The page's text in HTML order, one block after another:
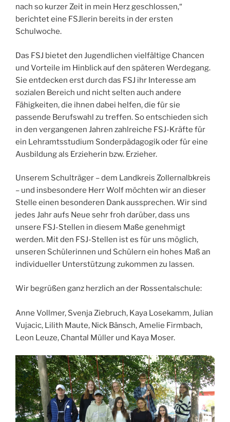
nach so kurzer Zeit in mein Herz geschlossen,“
berichtet eine FSJlerin bereits in der ersten
Schulwoche.
Das FSJ bietet den Jugendlichen vielfältige Chancen
und Vorteile im Hinblick auf den späteren Werdegang.
Sie entdecken erst durch das FSJ ihr Interesse am
sozialen Bereich und nicht selten auch andere
Fähigkeiten, die ihnen dabei helfen, die für sie
passende Berufswahl zu treffen. So entschieden sich
in den vergangenen Jahren zahlreiche FSJ-Kräfte für
ein Lehramtsstudium Sonderpädagogik oder für eine
Ausbildung als Erzieherin bzw. Erzieher.
Unserem Schulträger – dem Landkreis Zollernalbkreis
– und insbesondere Herr Wolf möchten wir an dieser
Stelle einen besonderen Dank aussprechen. Wir sind
jedes Jahr aufs Neue sehr froh darüber, dass uns
unsere FSJ-Stellen in diesem Maße genehmigt
werden. Mit den FSJ-Stellen ist es für uns möglich,
unseren Schülerinnen und Schülern ein hohes Maß an
individueller Unterstützung zukommen zu lassen.
Wir begrüßen ganz herzlich an der Rossentalschule:
Anne Vollmer, Svenja Ziebruch, Kaya Losekamm, Julian
Vujacic, Lilith Maute, Nick Bänsch, Amelie Firmbach,
Leon Leuze, Chantal Müller und Kaya Moser.